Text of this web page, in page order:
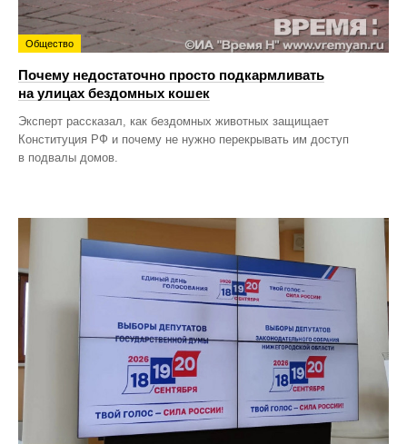
Общество
Почему недостаточно просто подкармливать
на улицах бездомных кошек
Эксперт рассказал, как бездомных животных защищает
Конституция РФ и почему не нужно перекрывать им доступ
в подвалы домов.